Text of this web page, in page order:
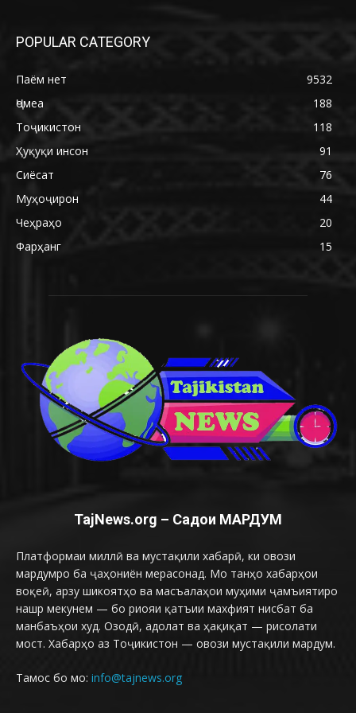
POPULAR CATEGORY
Паём нет
9532
Ҷомеа
188
Тоҷикистон
118
Ҳуқуқи инсон
91
Сиёсат
76
Муҳоҷирон
44
Чеҳраҳо
20
Фарҳанг
15
TajNews.org – Садои МАРДУМ
Платформаи миллӣ ва мустақили хабарӣ, ки овози
мардумро ба ҷаҳониён мерасонад. Мо танҳо хабарҳои
воқеӣ, арзу шикоятҳо ва масъалаҳои муҳими ҷамъиятиро
нашр мекунем — бо риояи қатъии махфият нисбат ба
манбаъҳои худ. Озодӣ, адолат ва ҳақиқат — рисолати
мост. Хабарҳо аз Тоҷикистон — овози мустақили мардум.
Тамос бо мо: info@tajnews.org